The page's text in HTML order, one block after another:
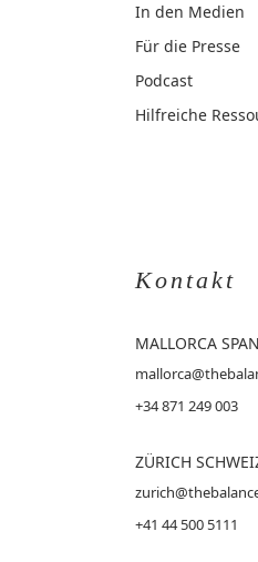
In den Medien
Für die Presse
Podcast
Hilfreiche
Kontakt
MALLORCA
+34 871 249 003
ZÜRICH
+41 44 500 5111